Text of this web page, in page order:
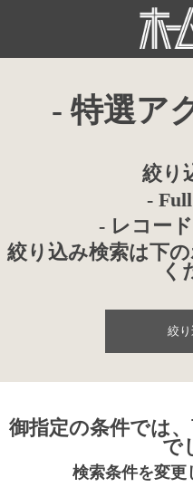
- 特選ア
絞り
-
- レコー
絞り込み検索は下
く
絞
御指定の条件では
で
検索条件を変更